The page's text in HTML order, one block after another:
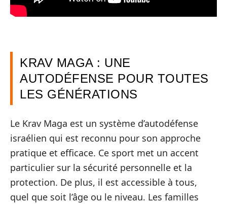
KRAV MAGA : UNE
AUTODÉFENSE POUR TOUTES
LES GÉNÉRATIONS
Le Krav Maga est un système d’autodéfense
israélien qui est reconnu pour son approche
pratique et efficace. Ce sport met un accent
particulier sur la sécurité personnelle et la
protection. De plus, il est accessible à tous,
quel que soit l’âge ou le niveau. Les familles